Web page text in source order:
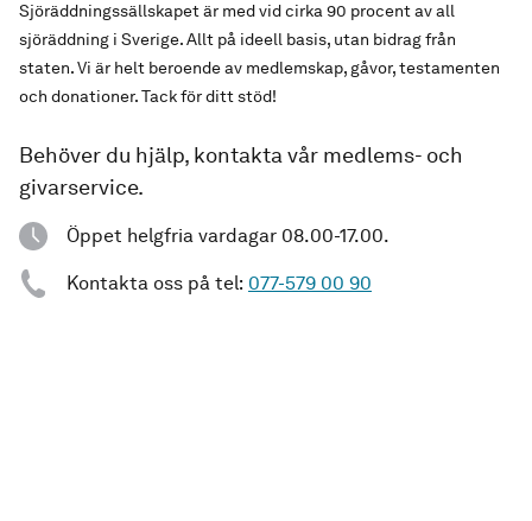
Sjöräddningssällskapet är med vid cirka 90 procent av all
sjöräddning i Sverige. Allt på ideell basis, utan bidrag från
staten. Vi är helt beroende av medlemskap, gåvor, testamenten
och donationer. Tack för ditt stöd!
Behöver du hjälp, kontakta vår medlems- och
givarservice.
Öppet helgfria vardagar 08.00-17.00.
Kontakta oss på tel: 077-579 00 90